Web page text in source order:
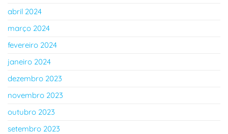
abril 2024
março 2024
fevereiro 2024
janeiro 2024
dezembro 2023
novembro 2023
outubro 2023
setembro 2023